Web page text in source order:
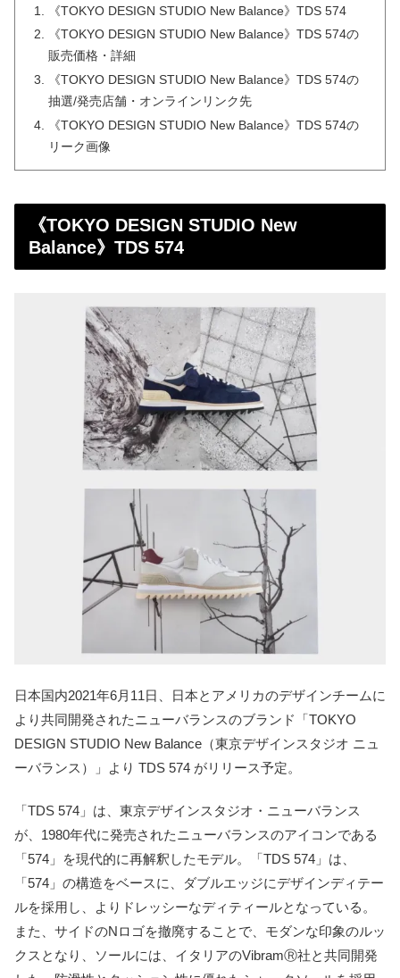
《TOKYO DESIGN STUDIO New Balance》TDS 574
《TOKYO DESIGN STUDIO New Balance》TDS 574の
販売価格・詳細
《TOKYO DESIGN STUDIO New Balance》TDS 574の
抽選/発売店舗・オンラインリンク先
《TOKYO DESIGN STUDIO New Balance》TDS 574の
リーク画像
《TOKYO DESIGN STUDIO New
Balance》TDS 574
日本国内2021年6月11日、日本とアメリカのデザインチームに
より共同開発されたニューバランスのブランド「TOKYO
DESIGN STUDIO New Balance（東京デザインスタジオ ニュ
ーバランス）」より TDS 574 がリリース予定。
「TDS 574」は、東京デザインスタジオ・ニューバランス
が、1980年代に発売されたニューバランスのアイコンである
「574」を現代的に再解釈したモデル。「TDS 574」は、
「574」の構造をベースに、ダブルエッジにデザインディテー
ルを採用し、よりドレッシーなディティールとなっている。
また、サイドのNロゴを撤廃することで、モダンな印象のルッ
クスとなり、ソールには、イタリアのVibramⓇ社と共同開発